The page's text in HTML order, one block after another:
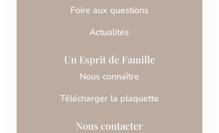
Foire aux questions
Actualités
Un Esprit de Famille
Nous connaître
Télécharger la plaquette
Nous contacter